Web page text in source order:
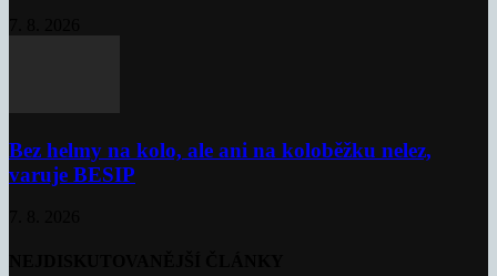
Bez helmy na kolo, ale ani na koloběžku nelez,
varuje BESIP